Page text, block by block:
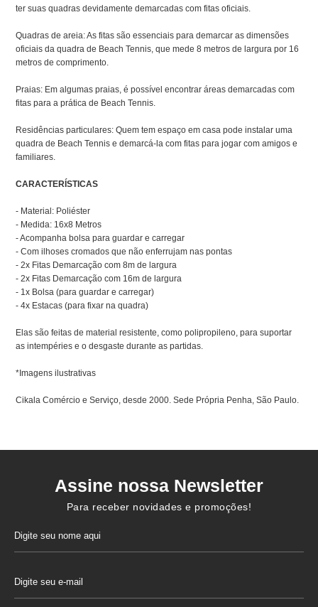
ter suas quadras devidamente demarcadas com fitas oficiais.
Quadras de areia: As fitas são essenciais para demarcar as dimensões
oficiais da quadra de Beach Tennis, que mede 8 metros de largura por 16
metros de comprimento.
Praias: Em algumas praias, é possível encontrar áreas demarcadas com
fitas para a prática de Beach Tennis.
Residências particulares: Quem tem espaço em casa pode instalar uma
quadra de Beach Tennis e demarcá-la com fitas para jogar com amigos e
familiares.
CARACTERÍSTICAS
- Material: Poliéster
- Medida: 16x8 Metros
- Acompanha bolsa para guardar e carregar
- Com ilhoses cromados que não enferrujam nas pontas
- 2x Fitas Demarcação com 8m de largura
- 2x Fitas Demarcação com 16m de largura
- 1x Bolsa (para guardar e carregar)
- 4x Estacas (para fixar na quadra)
Elas são feitas de material resistente, como polipropileno, para suportar
as intempéries e o desgaste durante as partidas.
*Imagens ilustrativas
Cikala Comércio e Serviço, desde 2000. Sede Própria Penha, São Paulo.
Assine nossa Newsletter
Para receber novidades e promoções!